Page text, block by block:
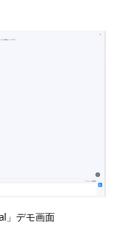
」デモ画面